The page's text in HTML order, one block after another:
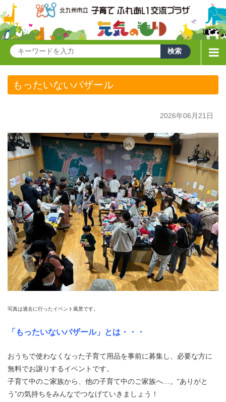
もったいないバザール
2026年06月21日
写真は過去に行ったイベント風景です。
「もったいないバザール」とは・・・
おうちで使わなくなった子育て用品を事前に募集し、必要な方に
無料でお譲りするイベントです。
子育て中のご家族から、他の子育て中のご家族へ…。“ありがと
う”の気持ちをみんなでつなげていきましょう！